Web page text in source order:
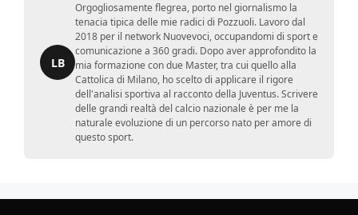
LB
Orgogliosamente flegrea, porto nel giornalismo la
tenacia tipica delle mie radici di Pozzuoli. Lavoro dal
2018 per il network Nuovevoci, occupandomi di sport e
comunicazione a 360 gradi. Dopo aver approfondito la
mia formazione con due Master, tra cui quello alla
Cattolica di Milano, ho scelto di applicare il rigore
dell'analisi sportiva al racconto della Juventus. Scrivere
delle grandi realtà del calcio nazionale è per me la
naturale evoluzione di un percorso nato per amore di
questo sport.